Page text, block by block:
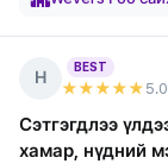
Н
BEST
★★★★★ 5.0
Сэтгэгдлээ
хамар, нүдний